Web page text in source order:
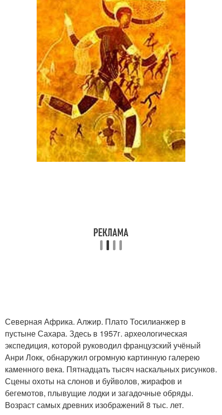
Северная Африка. Алжир. Плато Тосилианжер в
пустыне Сахара. Здесь в 1957г. археологическая
экспедиция, которой руководил французский учёный
Анри Локк, обнаружил огромную картинную галерею
каменного века. Пятнадцать тысяч наскальных рисунков.
Сцены охоты на слонов и буйволов, жирафов и
бегемотов, плывущие лодки и загадочные обряды.
Возраст самых древних изображений 8 тыс. лет.